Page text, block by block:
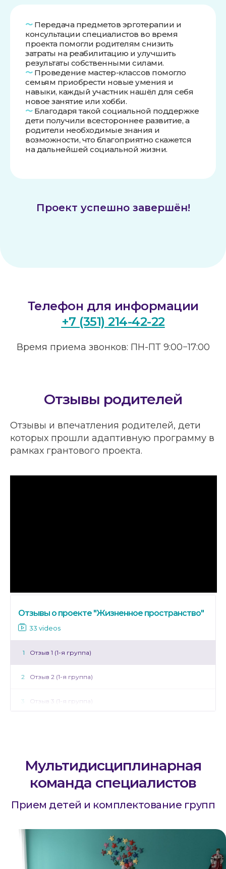
〜 Передача предметов эрготерапии и
консультации специалистов во время
проекта помогли родителям снизить
затраты на реабилитацию и улучшить
результаты собственными силами.
〜 Проведение мастер-классов помогло
семьям приобрести новые умения и
навыки, каждый участник нашёл для себя
новое занятие или хобби.
〜 Благодаря такой социальной поддержке
дети получили всестороннее развитие, а
родители необходимые знания и
возможности, что благоприятно скажется
на дальнейшей социальной жизни.
Проект успешно завершён!
Телефон для информации
+7 (351) 214-42-22
Время приема звонков: ПН-ПТ 9:00−17:00
Отзывы родителей
Отзывы и впечатления родителей, дети
которых прошли адаптивную программу в
рамках грантового проекта.
Отзывы о проекте "Жизненное пространство"
33 videos
1 Отзыв 1 (1-я группа)
2 Отзыв 2 (1-я группа)
3 Отзыв 3 (1-я группа)
Отзыв 2 (2-я группа)
Мультидисциплинарная
команда специалистов
Прием детей и комплектование групп